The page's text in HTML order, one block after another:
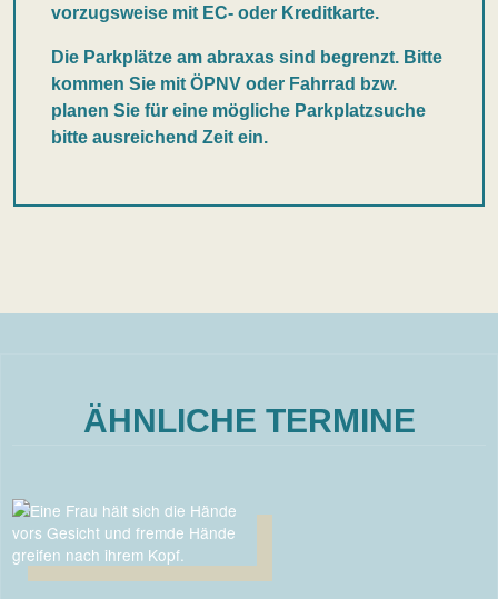
vorzugsweise mit EC- oder Kreditkarte.
Die Parkplätze am abraxas sind begrenzt. Bitte
kommen Sie mit ÖPNV oder Fahrrad bzw.
planen Sie für eine mögliche Parkplatzsuche
bitte ausreichend Zeit ein.
ÄHNLICHE TERMINE